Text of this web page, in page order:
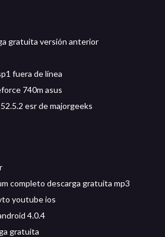
gratuita versión anterior
fuera de línea
740m asus
esr de majorgeeks
completo descarga gratuita mp3
youtube ios
4.0.4
gratuita